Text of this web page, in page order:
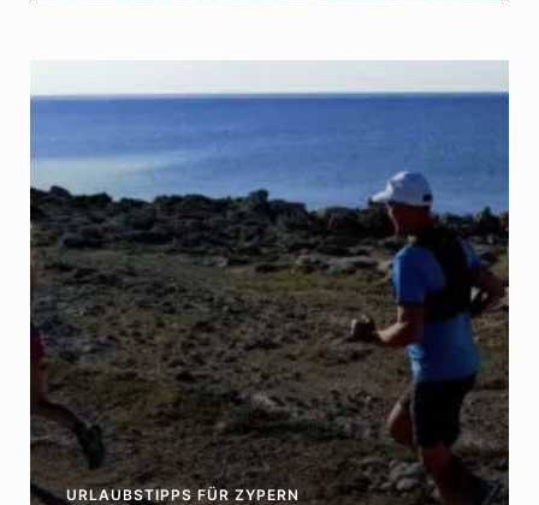
URLAUBSTIPPS FÜR ZYPERN